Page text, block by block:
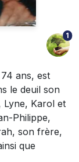
1
ans, est
le deuil son
Lyne, Karol et
Philippe,
son frère,
que